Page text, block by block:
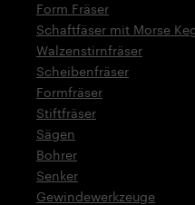
Form Fräser
Schaftfäser mit Morse
Walzenstirnfräser
Scheibenfräser
Formfräser
Stiftfräser
Sägen
Bohrer
Senker
Gewindewerkzeuge